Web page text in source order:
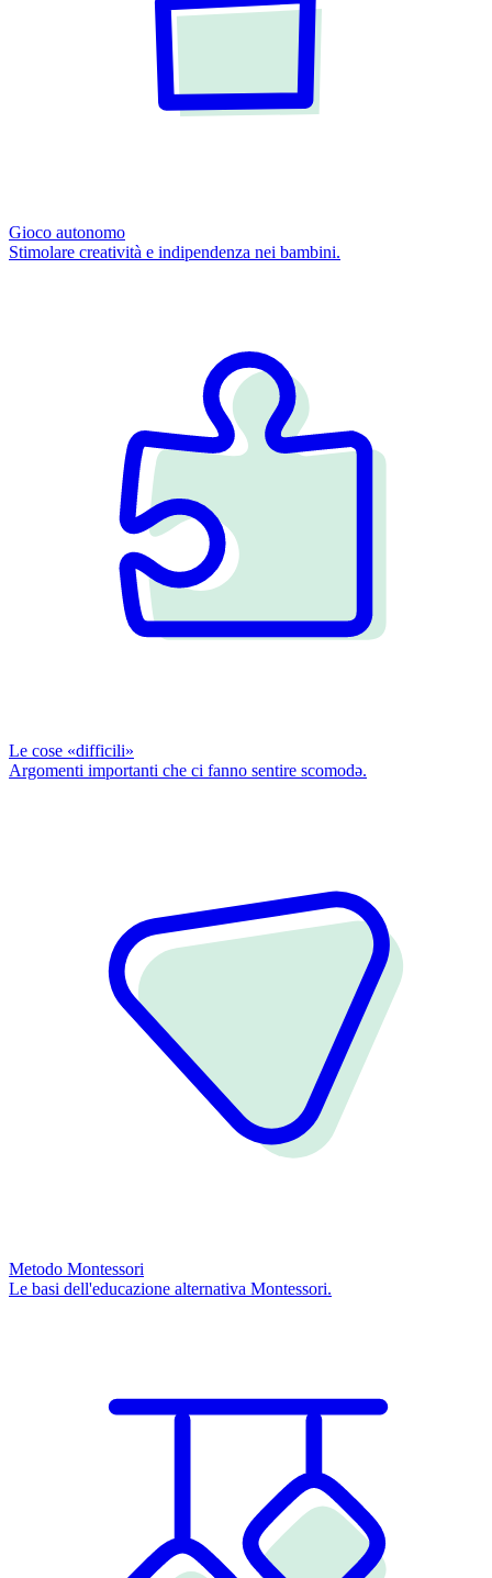
Gioco autonomo
Stimolare creatività e indipendenza nei bambini.
Le cose «difficili»
Argomenti importanti che ci fanno sentire scomodǝ.
Metodo Montessori
Le basi dell'educazione alternativa Montessori.